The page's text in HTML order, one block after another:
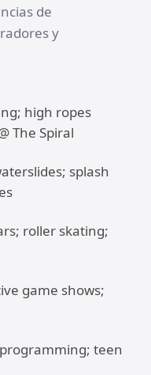
de
y
high ropes
The Spiral
splash
roller skating;
game shows;
teen